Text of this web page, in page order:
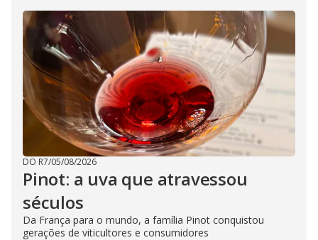
DO R7/05/08/2026
Pinot: a uva que atravessou
séculos
Da França para o mundo, a família Pinot conquistou
gerações de viticultores e consumidores